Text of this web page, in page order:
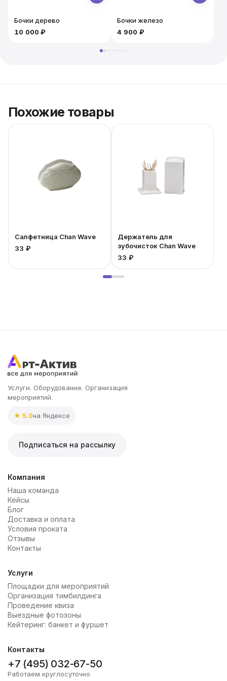
Бочки дерево
10 000 ₽
Бочки железо
4 900 ₽
Похожие товары
Салфетница Chan Wave
33 ₽
Держатель для
зубочисток Chan Wave
33 ₽
Услуги. Оборудование. Организация
мероприятий.
★ 5.0на Яндексе
Подписаться на рассылку
Компания
Наша команда
Кейсы
Блог
Доставка и оплата
Условия проката
Отзывы
Контакты
Услуги
Площадки для мероприятий
Организация тимбилдинга
Проведение квиза
Выездные фотозоны
Кейтеринг: банкет и фуршет
Контакты
+7 (495) 032-67-50
Работаем круглосуточно